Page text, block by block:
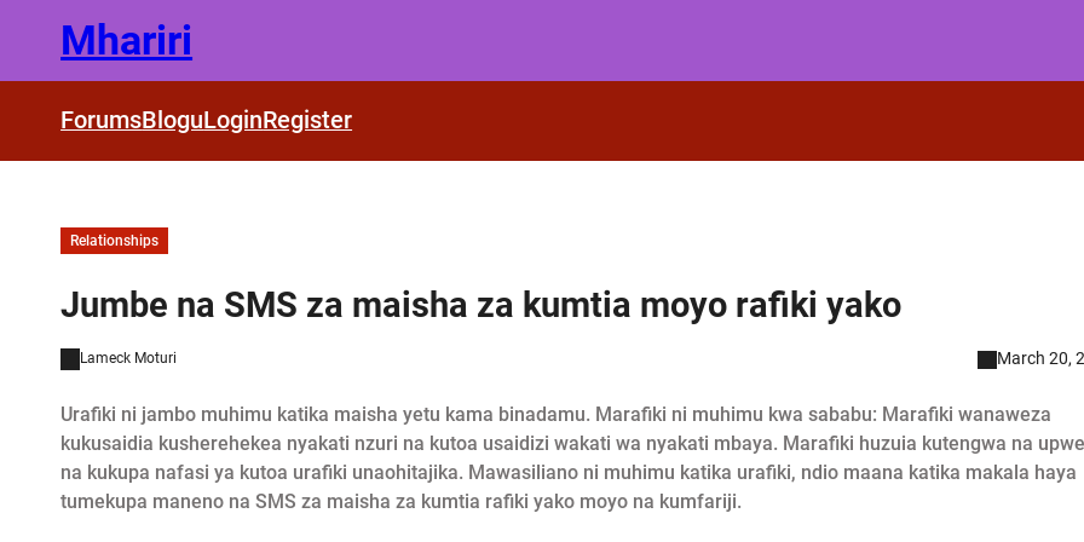
content
Mhariri
ForumsBloguLoginRegister
Relationships
Jumbe na SMS za maisha za kumtia moyo rafiki yako
Lameck Moturi March 20,
Urafiki ni jambo muhimu katika maisha yetu kama binadamu. Marafiki ni muhimu kwa sababu: Marafiki wanaweza
kukusaidia kusherehekea nyakati nzuri na kutoa usaidizi wakati wa nyakati mbaya. Marafiki huzuia kutengwa na
na kukupa nafasi ya kutoa urafiki unaohitajika. Mawasiliano ni muhimu katika urafiki, ndio maana katika makala haya
tumekupa maneno na SMS za maisha za kumtia rafiki yako moyo na kumfariji.